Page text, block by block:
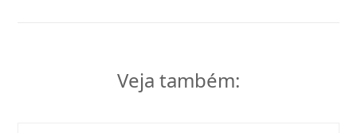
Veja também: